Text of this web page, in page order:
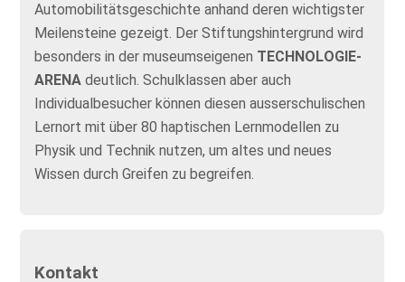
Automobilitätsgeschichte anhand deren wichtigster
Meilensteine gezeigt. Der Stiftungshintergrund wird
besonders in der museumseigenen TECHNOLOGIE-
ARENA deutlich. Schulklassen aber auch
Individualbesucher können diesen ausserschulischen
Lernort mit über 80 haptischen Lernmodellen zu
Physik und Technik nutzen, um altes und neues
Wissen durch Greifen zu begreifen.
Kontakt